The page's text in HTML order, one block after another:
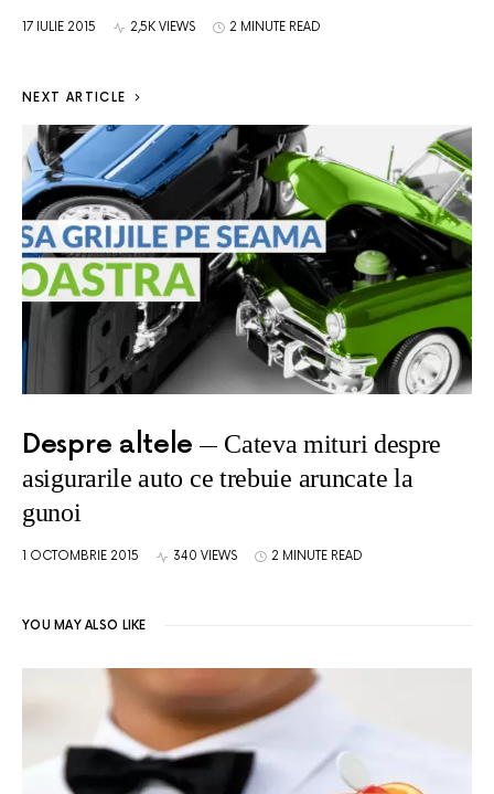
17 IULIE 2015 2,5K VIEWS 2 MINUTE READ
NEXT ARTICLE
Despre altele
Cateva mituri despre
asigurarile auto ce trebuie aruncate la
gunoi
1 OCTOMBRIE 2015 340 VIEWS 2 MINUTE READ
YOU MAY ALSO LIKE